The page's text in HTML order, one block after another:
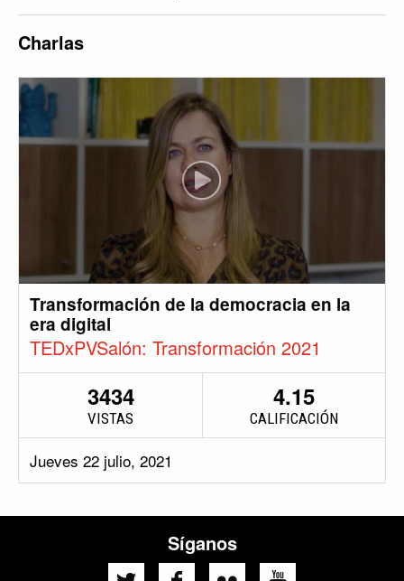
Charlas
Transformación de la democracia en la
era digital
TEDxPVSalón: Transformación 2021
3434
VISTAS
4.15
CALIFICACIÓN
Jueves 22 julio, 2021
Síganos